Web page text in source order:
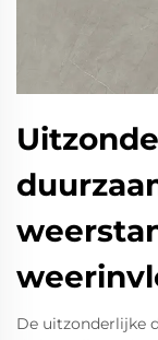
De uitzonderlijke